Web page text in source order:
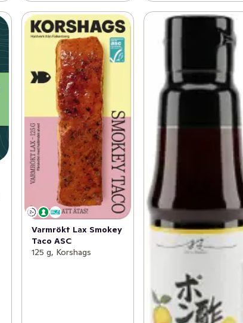
Varmrökt Lax Smokey
Taco ASC
125 g, Korshags